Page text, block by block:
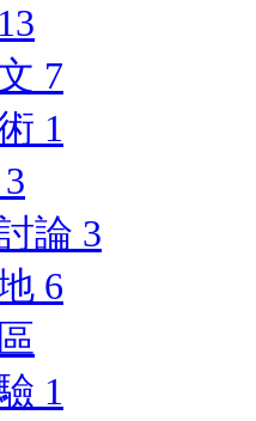
13
7
1
3
論 3
6
1